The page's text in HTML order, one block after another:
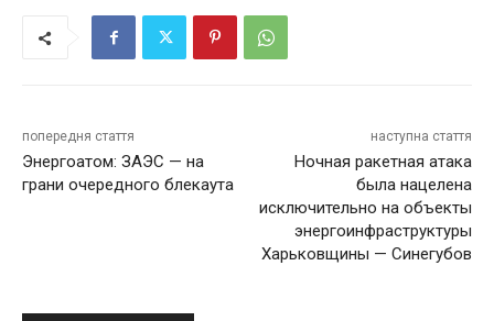
попередня стаття
Энергоатом: ЗАЭС — на
грани очередного блекаута
наступна стаття
Ночная ракетная атака
была нацелена
исключительно на объекты
энергоинфраструктуры
Харьковщины — Синегубов